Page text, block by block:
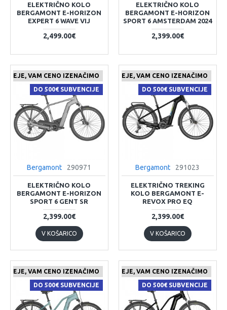
ELEKTRIČNO KOLO
BERGAMONT E-HORIZON
EXPERT 6 WAVE VIJ
2,499.00€
ELEKTRIČNO KOLO
BERGAMONT E-HORIZON
SPORT 6 AMSTERDAM 2024
2,399.00€
VAM CENO IZENAČIMO
DO 500€ SUBVENCIJE
Bergamont 290971
ELEKTRIČNO KOLO
BERGAMONT E-HORIZON
SPORT 6 GENT SR
2,399.00€
V KOŠARICO
ČE NAJDETE IZDELEK KJE CENEJE, VAM CENO IZENAČIMO
DO 500€ SUBVENCIJE
Bergamont 291023
ELEKTRIČNO TREKING
KOLO BERGAMONT E-
REVOX PRO EQ
2,399.00€
V KOŠARICO
VAM CENO IZENAČIMO
DO 500€ SUBVENCIJE
ČE NAJDETE IZDELEK KJE CENEJE, VAM CENO IZENAČIMO
DO 500€ SUBVENCIJE